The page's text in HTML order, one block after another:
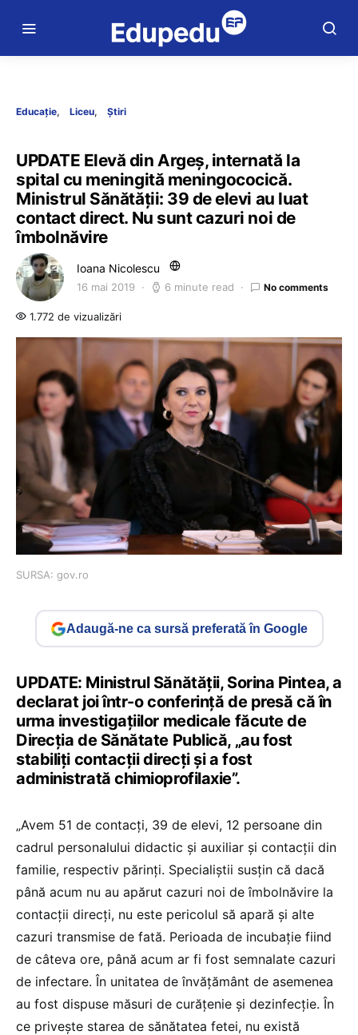
Educație Liceu Știri
UPDATE Elevă din Argeș, internată la
spital cu meningită meningococică.
Ministrul Sănătății: 39 de elevi au luat
contact direct. Nu sunt cazuri noi de
îmbolnăvire
Ioana Nicolescu
16 mai 2019 6 minute read No comments
1.772 de vizualizări
SURSA: gov.ro
Adaugă-ne ca sursă preferată în Google
UPDATE: Ministrul Sănătăţii, Sorina Pintea, a
declarat joi într-o conferinţă de presă că în
urma investigațiilor medicale făcute de
Direcția de Sănătate Publică, „au fost
stabiliţi contacţii direcţi şi a fost
administrată chimioprofilaxie”.
„Avem 51 de contacţi, 39 de elevi, 12 persoane din
cadrul personalului didactic şi auxiliar şi contacţii din
familie, respectiv părinţi. Specialiştii susţin că dacă
până acum nu au apărut cazuri noi de îmbolnăvire la
contacţii direcţi, nu este pericolul să apară şi alte
cazuri transmise de fată. Perioada de incubaţie fiind
de câteva ore, până acum ar fi fost semnalate cazuri
de infectare. În unitatea de învăţământ de asemenea
au fost dispuse măsuri de curăţenie şi dezinfecţie. În
ce priveşte starea de sănătatea fetei, nu există